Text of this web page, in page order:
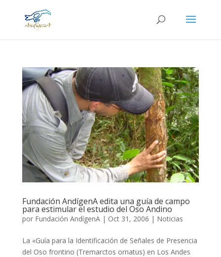
Fundación AndígenA edita una guía de campo
para estimular el estudio del Oso Andino
por Fundación AndígenA| Oct 31, 2006 | Noticias
La «Guía para la Identificación de Señales de Presencia
del Oso frontino (Tremarctos ornatus) en Los Andes